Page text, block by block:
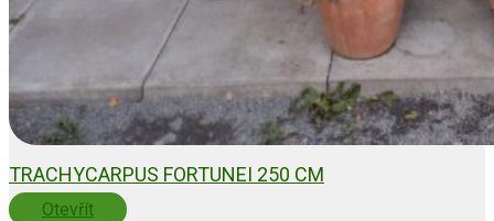
TRACHYCARPUS FORTUNEI 250 CM
Otevřít